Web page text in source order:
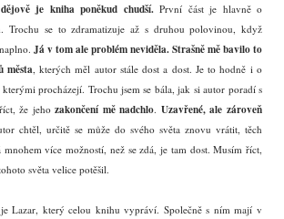
je kniha poněkud chudší.První část je hlavně o
Trochu se to zdramatizuje až s druhou polovinou, když
Já v tom ale problém neviděla.Strašně mě bavilo to
města, kterých měl autor stále dost a dost. Je to hodně i o
kterými procházejí. Trochu jsem se bála, jak si autor poradí s
že jehozakončení mě nadchlo. Uzavřené, ale zároveň
chtěl, určitě se může do svého světa znovu vrátit, těch
mnohem více možností, než se zdá, je tam dost. Musím říct,
světa velice potěšil.
Lazar, který celou knihu vypráví. Společně s ním mají v